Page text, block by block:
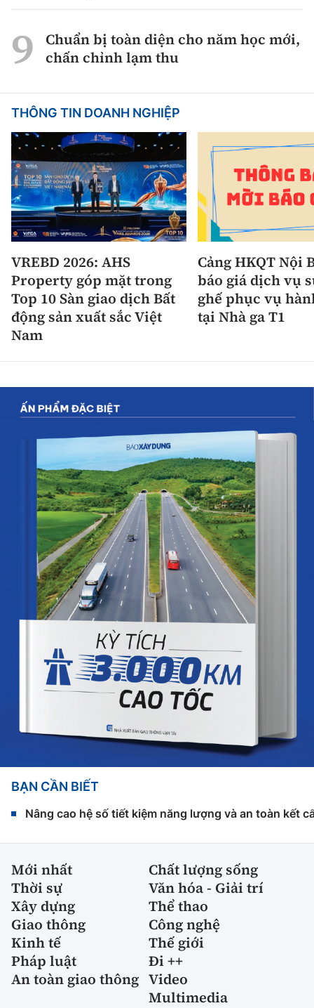
Chuẩn bị toàn diện cho năm học mới,
chấn chỉnh lạm thu
THÔNG TIN DOANH NGHIỆP
VREBD 2026: AHS
Property góp mặt trong
Top 10 Sàn giao dịch Bất
động sản xuất sắc Việt
Nam
Cảng HKQT Nội
báo giá dịch vụ
ghế phục vụ
tại Nhà ga T1
BẠN CẦN BIẾT
Nâng cao hệ số tiết kiệm năng lượng và an toàn kết
Mới nhất
Chất lượng sống
Thời sự
Văn hóa - Giải trí
Xây dựng
Thể thao
Giao thông
Công nghệ
Kinh tế
Thế giới
Pháp luật
Đi ++
An toàn giao thông Video
Multimedia